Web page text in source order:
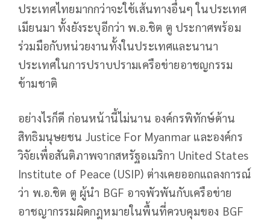
ประเทศไทยมากกว่าจะใช้เส้นทางอื่นๆ ในประเทศ
เมียนมา ทั้งยังระบุอีกว่า พ.อ.ชิต ตู ประกาศพร้อม
ร่วมมือกับหน่วยงานทั้งในประเทศและนานา
ประเทศในการปราบปรามเครือข่ายอาชญกรรม
ข้ามชาติ
อย่างไรก็ดี ก่อนหน้านี้ไม่นาน องค์กรพิทักษ์ด้าน
สิทธิมนุษยชน Justice For Myanmar และองค์กร
วิจัยเพื่อสันติภาพจากสหรัฐอเมริกา United States
Institute of Peace (USIP) ต่างเคยออกแถลงการณ์
ว่า พ.อ.ชิต ตู ผู้นำ BGF อาจพัวพันกับเครือข่าย
อาชญากรรมผิดกฎหมายในพื้นที่ควบคุมของ BGF